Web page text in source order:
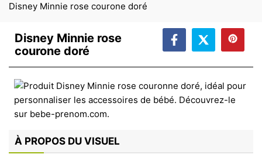
Disney Minnie rose courone doré
Disney Minnie rose
courone doré
À PROPOS DU VISUEL